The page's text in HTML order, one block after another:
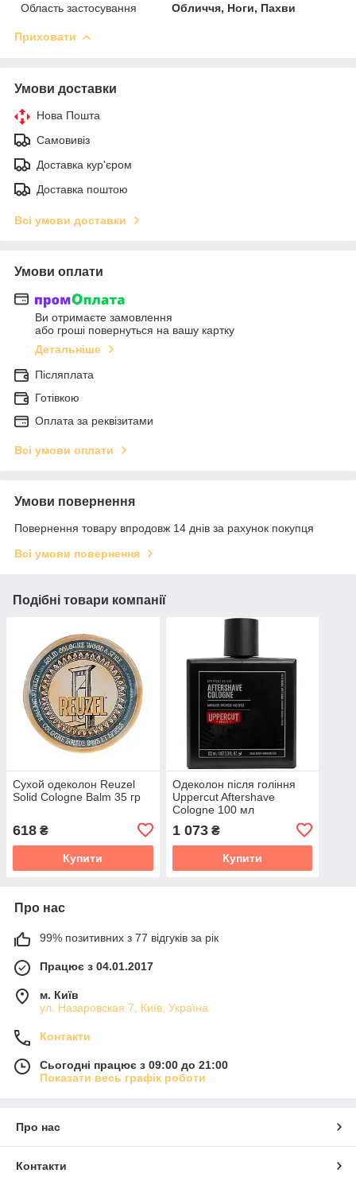
Область застосування
Обличчя, Ноги, Пахви
Приховати
Умови доставки
Нова Пошта
Самовивіз
Доставка кур'єром
Доставка поштою
Всі умови доставки
Умови оплати
Ви отримаєте замовлення
або гроші повернуться на вашу картку
Детальніше
Післяплата
Готівкою
Оплата за реквізитами
Всі умови оплати
Умови повернення
Повернення товару впродовж 14 днів за рахунок покупця
Всі умови повернення
Подібні товари компанії
Сухой одеколон Reuzel
Solid Cologne Balm 35 гр
618 ₴
Купити
Одеколон після гоління
Uppercut Aftershave
Cologne 100 мл
1 073₴
Купити
Про нас
99% позитивних з 77 відгуків за рік
Працює з 04.01.2017
м. Київ
ул. Назаровская 7, Київ, Україна
Контакти
Сьогодні працює з 09:00 до 21:00
Показати весь графік роботи
Про нас
Контакти